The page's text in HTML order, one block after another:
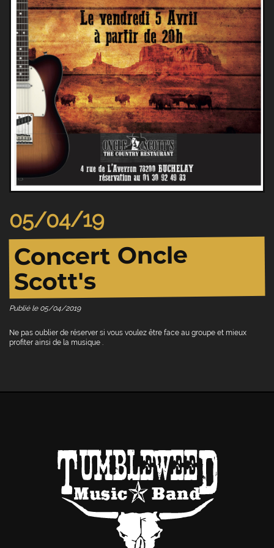
05/04/19
Concert Oncle
Scott's
Publié le 05/04/2019
Ne pas oublier de réserver si vous voulez être face au groupe et mieux
profiter ainsi de la musique .